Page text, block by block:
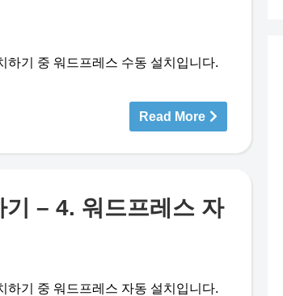
하기 중 워드프레스 수동 설치입니다.
Read More
– 4. 워드프레스 자
하기 중 워드프레스 자동 설치입니다.